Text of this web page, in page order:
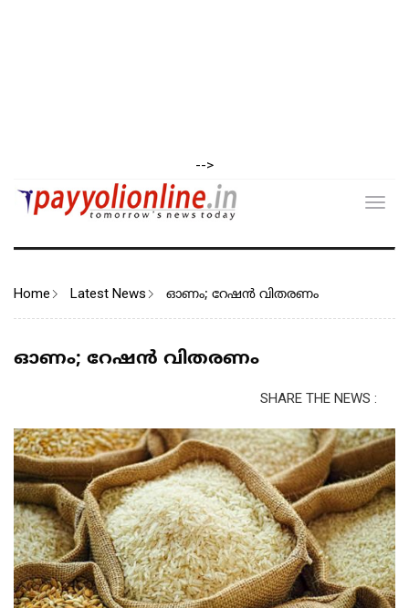
-->
Home Latest News ഓണം; റേഷന്‍ വിതരണം
ഓണം; റേഷന്‍ വിതരണം
SHARE THE NEWS :